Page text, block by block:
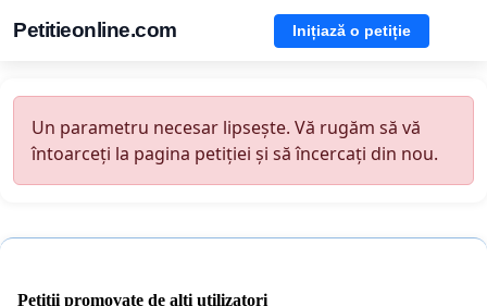
Petitieonline.com Inițiază o petiție
Un parametru necesar lipsește. Vă rugăm să vă
întoarceți la pagina petiției și să încercați din nou.
Petiții promovate de alți utilizatori